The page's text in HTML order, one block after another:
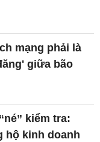
mạng phải là
giữa bão
kiểm tra:
hộ kinh doanh